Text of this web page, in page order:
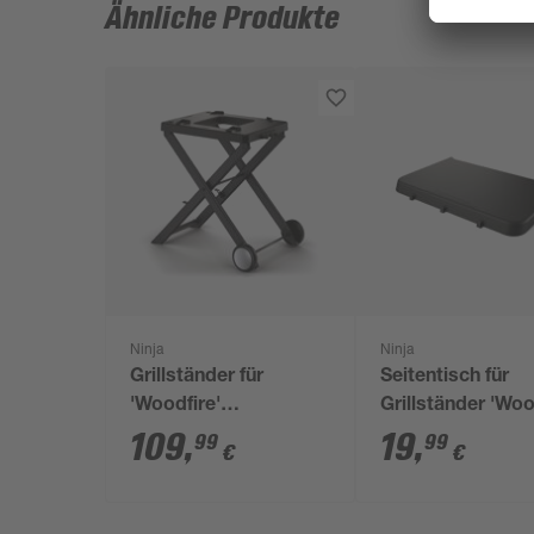
Ähnliche Produkte
Ninja
Grillständer für
'Woodfire'
Stahl/Kunststoff 22 x
60,1 x 115,6 cm
109,99 €
Ninja
Seitentisch für
Grillständer
Outdoor Ofen'
Aluminium 4,3 x
19,99 €